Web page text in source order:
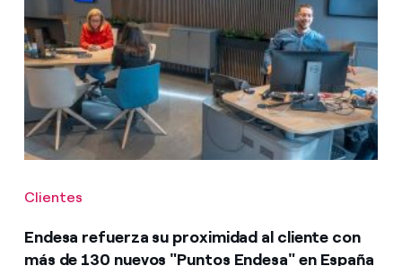
Clientes
Endesa refuerza su proximidad al cliente con
más de 130 nuevos "Puntos Endesa" en España